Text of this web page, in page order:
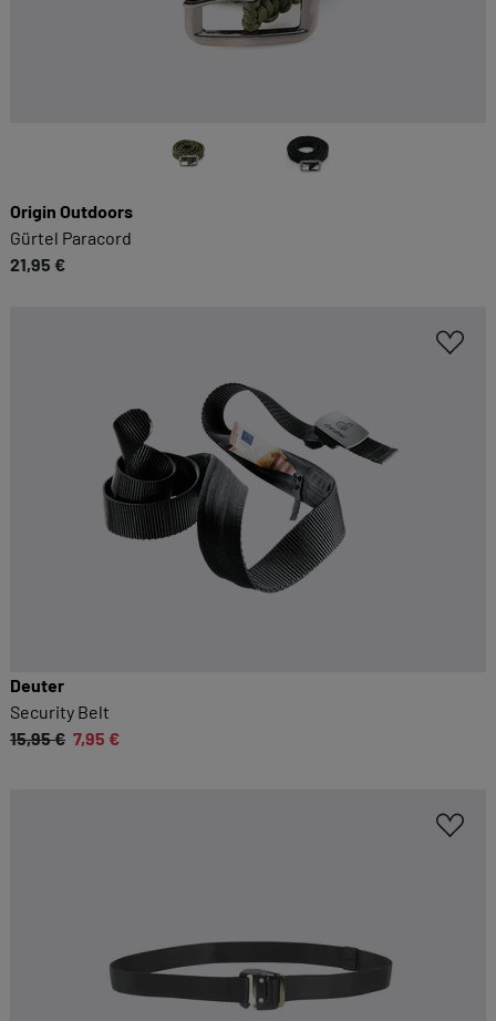
Origin Outdoors
Gürtel Paracord
21,95 €
Deuter
Security Belt
15,95 € 7,95 €